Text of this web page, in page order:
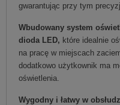
gwarantując przy tym
Wbudowany system
dioda LED, które idealnie
na pracę w miejscach
dodatkowo użytkownik ma
oświetlenia.
Wygodny i łatwy w